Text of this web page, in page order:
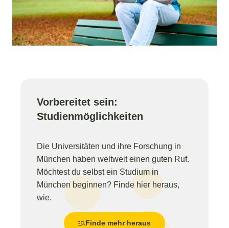
Vorbereitet sein:
Studienmöglichkeiten
Die Universitäten und ihre Forschung in
München haben weltweit einen guten Ruf.
Möchtest du selbst ein Studium in
München beginnen? Finde hier heraus,
wie.
Finde mehr heraus